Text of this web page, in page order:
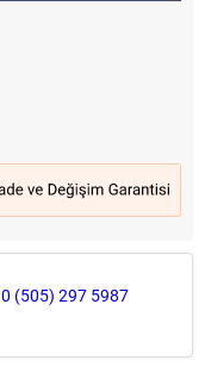
0 (505) 297 5987